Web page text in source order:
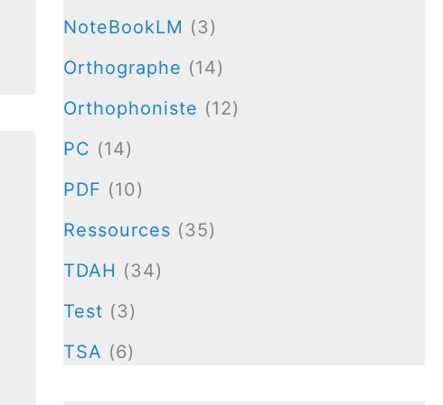
NoteBookLM (3)
Orthographe (14)
Orthophoniste (12)
PC (14)
PDF (10)
Ressources (35)
TDAH (34)
Test (3)
TSA (6)